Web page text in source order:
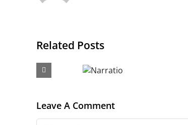
Related Posts
NarratioAnanta. Studii
Leave A Comment